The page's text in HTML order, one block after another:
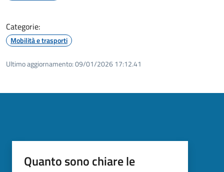
Categorie:
Mobilità e trasporti
Ultimo aggiornamento:09/01/2026 17:12.41
Quanto sono chiare le